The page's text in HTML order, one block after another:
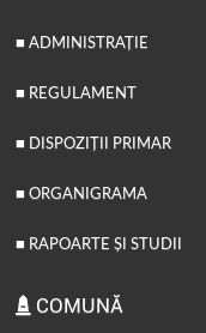
■ ADMINISTRAȚIE
■ REGULAMENT
■ DISPOZIȚII PRIMAR
■ ORGANIGRAMA
■ RAPOARTE ȘI STUDII
COMUNĂ